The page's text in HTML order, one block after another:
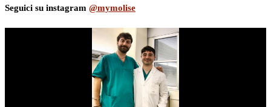
Seguici su instagram @mymolise